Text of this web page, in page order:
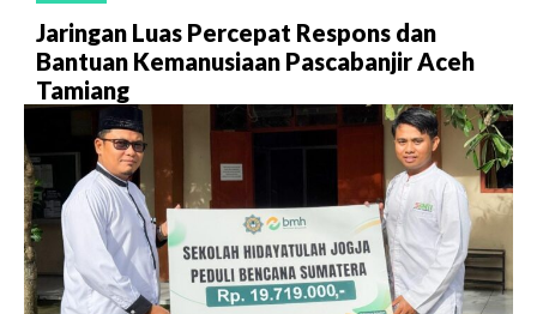
Jaringan Luas Percepat Respons dan
Bantuan Kemanusiaan Pascabanjir Aceh
Tamiang